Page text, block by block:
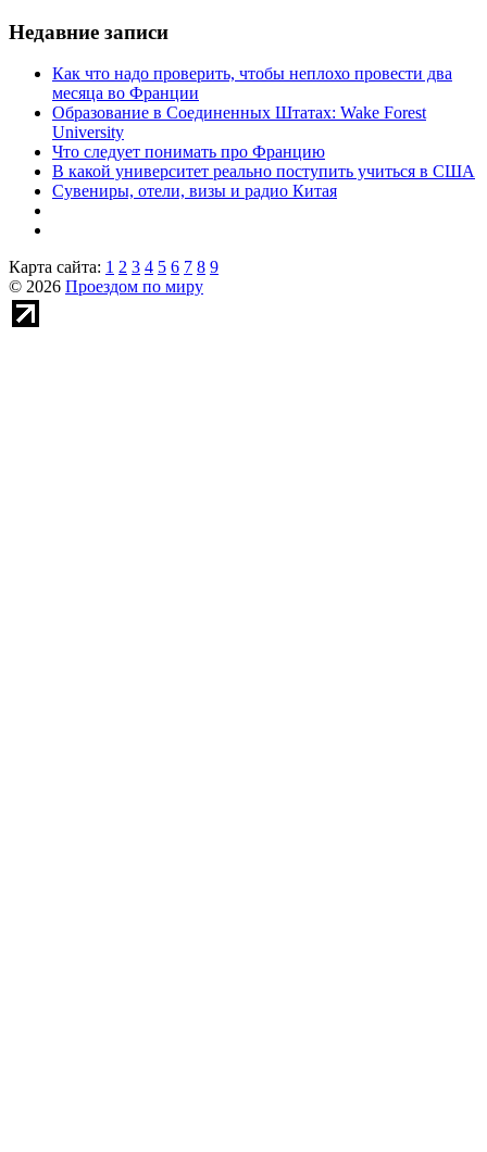
Недавние записи
Как что надо проверить, чтобы неплохо провести два
месяца во Франции
Образование в Соединенных Штатах: Wake Forest
University
Что следует понимать про Францию
В какой университет реально поступить учиться в США
Сувениры, отели, визы и радио Китая
Карта сайта: 1 2 3 4 5 6 7 8 9
© 2026 Проездом по миру